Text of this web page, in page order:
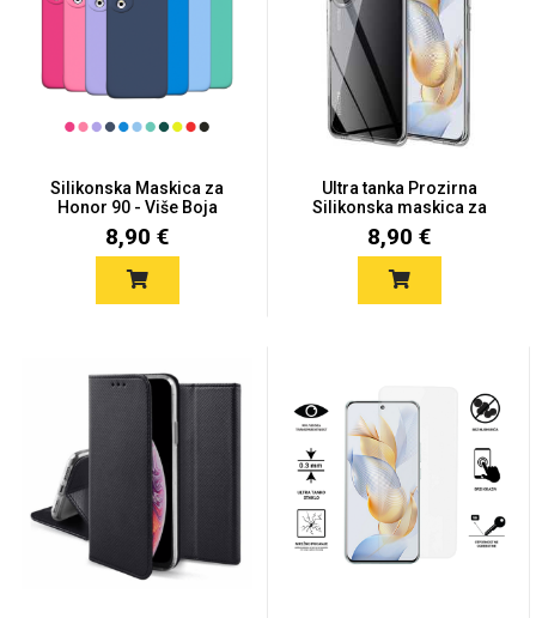
Silikonska Maskica za
Honor 90 - Više Boja
8,90 €
Ultra tanka Prozirna
Silikonska maskica za
Hon...
8,90 €
Sleng Feel Good
Svemirska kolekcija Valentinovo
Univerzalne futrole i
Preklopne maskice